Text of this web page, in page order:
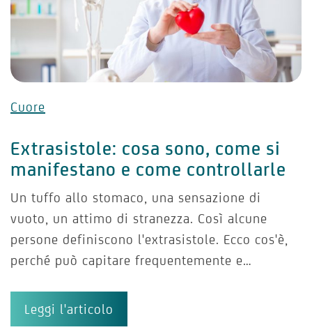
Cuore
Extrasistole: cosa sono, come si
manifestano e come controllarle
Un tuffo allo stomaco, una sensazione di
vuoto, un attimo di stranezza. Così alcune
persone definiscono l'extrasistole. Ecco cos'è,
perché può capitare frequentemente e…
Leggi l'articolo